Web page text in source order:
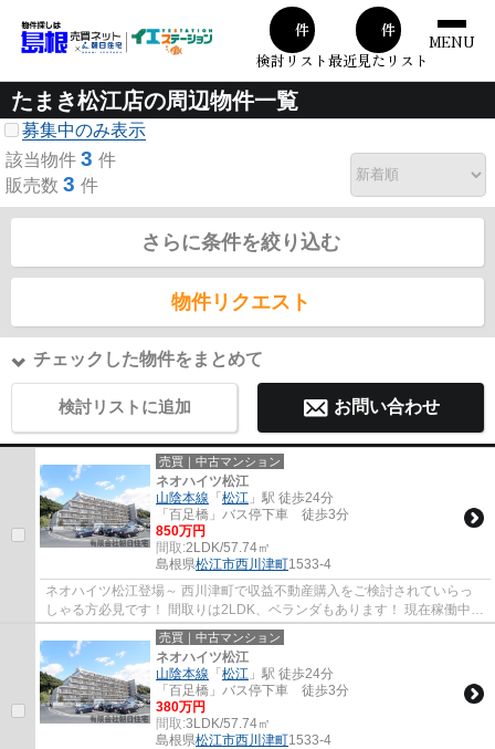
00件
検討リスト
00件
最近見たリスト
MENU
たまき松江店の周辺物件一覧
募集中のみ表示
該当物件 3 件
販売数 3 件
さらに条件を絞り込む
物件リクエスト
チェックした物件をまとめて
検討リストに追加 お問い合わせ
売買｜中古マンション
ネオハイツ松江
山陰本線 「松江 」駅 徒歩24分
「百足橋」バス停下車 徒歩3分
850万円
間取:2LDK/57.74㎡
島根県松江市西川津町1533-4
ネオハイツ松江登場～ 西川津町で収益不動産購入をご検討されていらっ
しゃる方必見です！ 間取りは2LDK、ベランダもあります！ 現在稼働中の
物件になります！（2025年5月19日現在） 表...
売買｜中古マンション
ネオハイツ松江
山陰本線 「松江 」駅 徒歩24分
「百足橋」バス停下車 徒歩3分
380万円
間取:3LDK/57.74㎡
島根県松江市西川津町1533-4